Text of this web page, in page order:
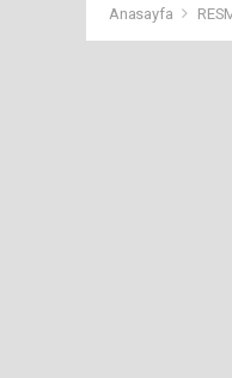
Anasayfa